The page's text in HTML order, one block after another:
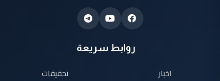
روابط سريعة
اخبار
تحقيقات